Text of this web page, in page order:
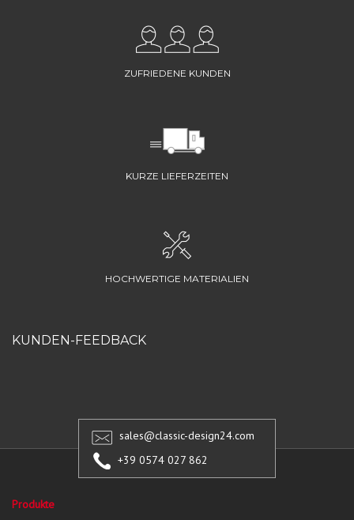
ZUFRIEDENE KUNDEN
KURZE LIEFERZEITEN
HOCHWERTIGE MATERIALIEN
KUNDEN-FEEDBACK
sales@classic-design24.com
+39 0574 027 862
Produkte